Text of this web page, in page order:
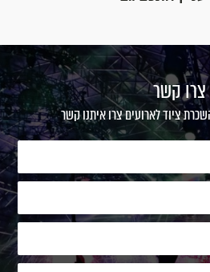
צרו קשר
ציוד לארועים צרו איתנו קשר